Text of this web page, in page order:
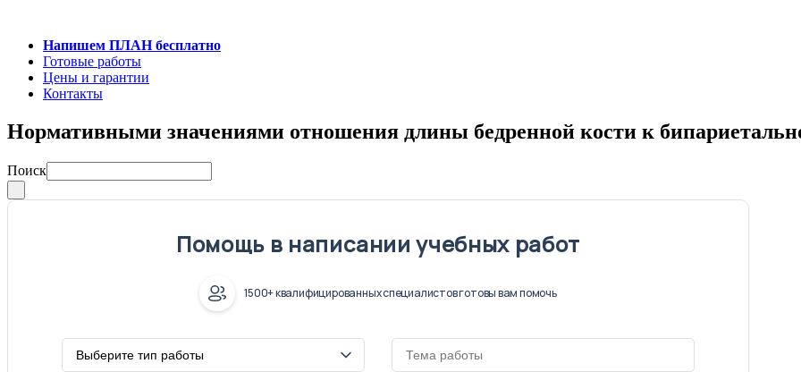
Напишем ПЛАН бесплатно
Готовые работы
Цены и гарантии
Контакты
Нормативными значениями отношения длины бедренной кости к
Поиск
Помощь в написании учебных работ
1500+ квалифицированных специалистов готовы вам помочь